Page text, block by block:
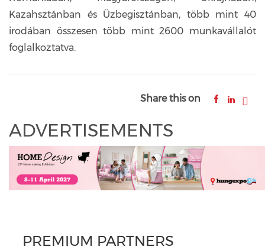
Kazahsztánban és Üzbegisztánban, több mint 40
irodában összesen több mint 2600 munkavállalót
foglalkoztatva.
Share this on
ADVERTISEMENTS
PREMIUM PARTNERS